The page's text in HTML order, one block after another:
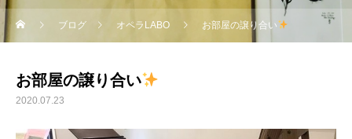
ブログ オペラLABO お部屋の譲り合い
お部屋の譲り合い
2020.07.23